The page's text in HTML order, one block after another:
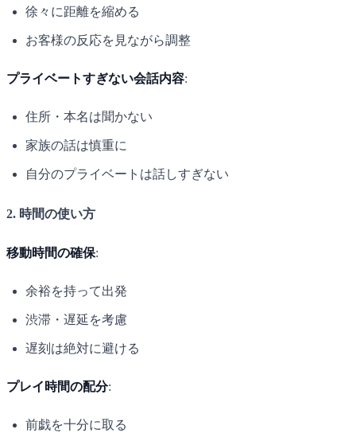
徐々に距離を縮める
お客様の反応を見ながら調整
プライベートすぎない会話内容:
住所・本名は聞かない
家族の話は慎重に
自分のプライベートは話しすぎない
2. 時間の使い方
移動時間の確保:
余裕を持って出発
渋滞・遅延を考慮
遅刻は絶対に避ける
プレイ時間の配分:
前戯を十分に取る